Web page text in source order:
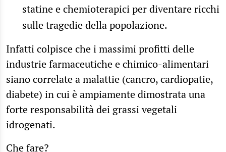
statine e chemioterapici per diventare ricchi
sulle tragedie della popolazione.
Infatti colpisce che i massimi profitti delle
industrie farmaceutiche e chimico-alimentari
siano correlate a malattie (cancro, cardiopatie,
diabete) in cui è ampiamente dimostrata una
forte responsabilità dei grassi vegetali
idrogenati.
Che fare?